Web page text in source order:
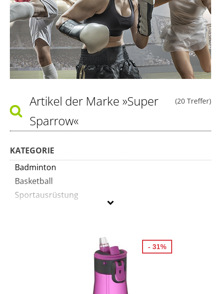
(20 Treffer)
Artikel der Marke »Super
Sparrow«
KATEGORIE
Badminton
Basketball
Sportausrüstung
- 31%